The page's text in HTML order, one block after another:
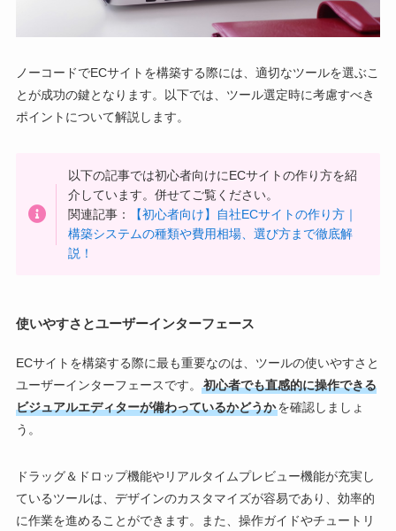
ノーコードでECサイトを構築する際には、適切なツールを選ぶこ
とが成功の鍵となります。以下では、ツール選定時に考慮すべき
ポイントについて解説します。
以下の記事では初心者向けにECサイトの作り方を紹
介しています。併せてご覧ください。
関連記事：
【初心者向け】自社ECサイトの作り方｜
構築システムの種類や費用相場、選び方まで徹底解
説！
使いやすさとユーザーインターフェース
ECサイトを構築する際に最も重要なのは、ツールの使いやすさと
ユーザーインターフェースです。
初心者でも直感的に操作できる
ビジュアルエディターが備わっているかどうかを確認しましょ
う。
ドラッグ＆ドロップ機能やリアルタイムプレビュー機能が充実し
ているツールは、デザインのカスタマイズが容易であり、効率的
に作業を進めることができます。また、操作ガイドやチュートリ